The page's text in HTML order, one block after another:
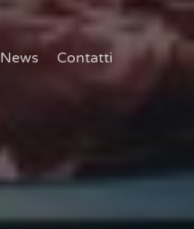
News Contatti